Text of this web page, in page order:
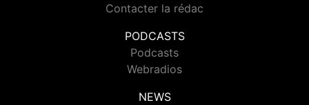
Contacter la rédac
PODCASTS
Podcasts
Webradios
NEWS